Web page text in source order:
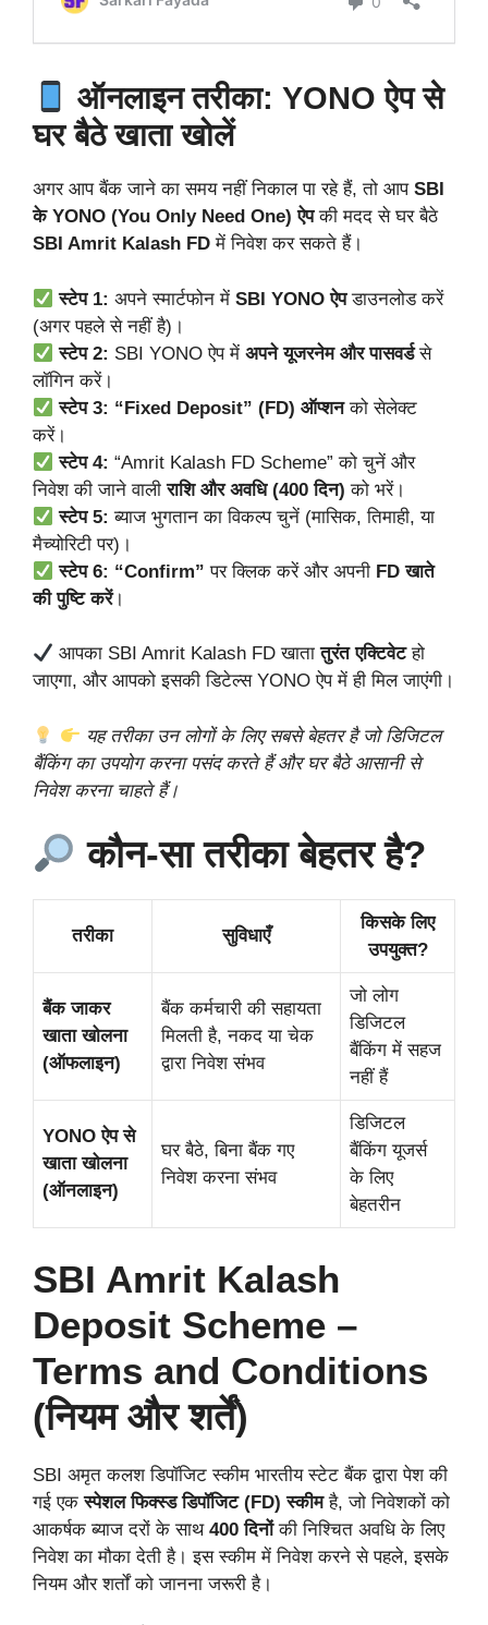
ऑनलाइन तरीका: YONO ऐप से
घर बैठे खाता खोलें
अगर आप बैंक जाने का समय नहीं निकाल पा रहे हैं, तो आप SBI
के YONO (You Only Need One) ऐपकी मदद से घर बैठे
SBI Amrit Kalash FD में निवेश कर सकते हैं।
स्टेप 1: अपने स्मार्टफोन मेंSBI YONO ऐपडाउनलोड करें
(अगर पहले से नहीं है)।
स्टेप 2: SBI YONO ऐप मेंअपने यूजरनेम और पासवर्डसे
लॉगिन करें।
स्टेप 3: “Fixed Deposit” (FD) ऑप्शनको सेलेक्ट
करें।
स्टेप 4: “Amrit Kalash FD Scheme” को चुनें और
निवेश की जाने वालीराशि और अवधि (400 दिन) को भरें।
स्टेप 5: ब्याज भुगतान का विकल्प चुनें (मासिक, तिमाही, या
मैच्योरिटी पर)।
स्टेप 6: “Confirm” पर क्लिक करें और अपनी FD खाते
की पुष्टि करें।
आपका SBI Amrit Kalash FD खातातुरंत एक्टिवेटहो
जाएगा, और आपको इसकी डिटेल्स YONO ऐप में ही मिल जाएंगी।
यह तरीका उन लोगों के लिए सबसे बेहतर है जो डिजिटल
बैंकिंग का उपयोग करना पसंद करते हैं और घर बैठे आसानी से
निवेश करना चाहते हैं।
कौन-सा तरीका बेहतर है?
तरीका सुविधाएँ
किसके लिए
उपयुक्त?
बैंक जाकर
खाता खोलना
(ऑफलाइन)
बैंक कर्मचारी की सहायता
मिलती है, नकद या चेक
द्वारा निवेश संभव
जो लोग
डिजिटल
बैंकिंग में सहज
नहीं हैं
YONO ऐप से
खाता खोलना
(ऑनलाइन)
घर बैठे, बिना बैंक गए
निवेश करना संभव
डिजिटल
बैंकिंग यूजर्स
के लिए
बेहतरीन
SBI Amrit Kalash
Deposit Scheme –
Terms and Conditions
(नियम और शर्तें)
SBI अमृत कलश डिपॉजिट स्कीम भारतीय स्टेट बैंक द्वारा पेश की
गई एकस्पेशल फिक्स्ड डिपॉजिट (FD) स्कीमहै, जो निवेशकों को
आकर्षक ब्याज दरों के साथ 400 दिनोंकी निश्चित अवधि के लिए
निवेश का मौका देती है। इस स्कीम में निवेश करने से पहले, इसके
नियम और शर्तों को जानना जरूरी है।